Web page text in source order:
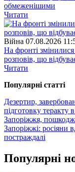
обмеженішими
Читати
Війна 07.08.2026
На фронті
розповів, що
Читати
Популярнi статтi
Дезертир,
підготовку теракту
Запоріжжя,
Запоріжжі: росіяни
постраждалі
Популярнi